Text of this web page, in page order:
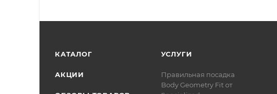
КАТАЛОГ
АКЦИИ
УСЛУГИ
Правильная посадка
Body Geometry Fit от